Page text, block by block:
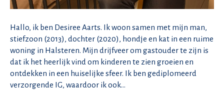
Hallo, ik ben Desiree Aarts. Ik woon samen met mijn man,
stiefzoon (2013), dochter (2020), hondje en kat in een ruime
woning in Halsteren. Mijn drijfveer om gastouder te zijn is
dat ik het heerlijk vind om kinderen te zien groeien en
ontdekken in een huiselijke sfeer. Ik ben gediplomeerd
verzorgende IG, waardoor ik ook…